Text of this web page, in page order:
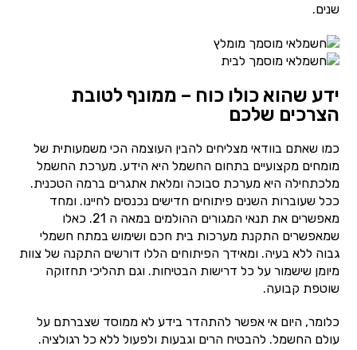
שנים.
ידע שהוא כולו כוח – ממונף לטובת
הצרכים שלכם
כמו שאתם בוודאי מצליחים להבין העוצמה הכי משמעותית של
מומחים מקצועיים בתחום החשמל היא הידע. מערכת החשמל
מלכתחילה היא מערכת סבוכה ומלאת אתגרים ברמה הטכנית.
ככל שעוברות השנים פיתוחים חדישים נכנסים לחיינו. ומחד
מאפשרים את תנאי המגורים ההולמים במאה ה 21. כאלו
שמאפשרים התקנת מערכות בית חכם ושימוש במתח חשמלי
גבוה ללא בעיה. ומאידך הפיתוחים הללו דורשים התקנה של צוות
מיומן שישמור על כל דרישות הבטיחות. וגם תהליכי תחזוקה
שוטפת קבועה.
כלומר, היום אי אפשר להתהדר בידע לא ממוסד שצברתם על
עולם החשמל. להבטיח הרים וגבעות ולפעול ללא כל רגולציה.